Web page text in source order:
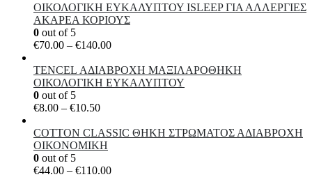
μπορούν
να
επιλεγούν
στη
του
προϊόντος
ΟΙΚΟΛΟΓΙΚΗ ΕΥΚΑΛΥΠΤΟΥ ISLEEP ΓΙΑ ΑΛΛΕΡΓΙΕΣ
ΑΚΑΡΕΑ ΚΟΡΙΟΥΣ
0 out of 5
€70.00 – €140.00Price
€70.00
through
TENCEL ΑΔΙΑΒΡΟΧΗ ΜΑΞΙΛΑΡΟΘΗΚΗ
ΟΙΚΟΛΟΓΙΚΗ ΕΥΚΑΛΥΠΤΟΥ
0 out of 5
€8.00 – €10.50Price
€8.00
through
COTTON CLASSIC ΘΗKΗ ΣΤΡΩΜΑΤΟΣ ΑΔΙΑΒΡΟΧΗ
ΟΙΚΟΝΟΜΙΚΗ
0 out of 5
€44.00 – €110.00Price